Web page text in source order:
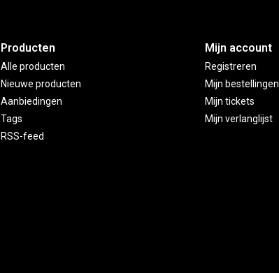
Producten
Alle producten
Nieuwe producten
Aanbiedingen
Tags
RSS-feed
Mijn account
Registreren
Mijn bestellingen
Mijn tickets
Mijn verlanglijst